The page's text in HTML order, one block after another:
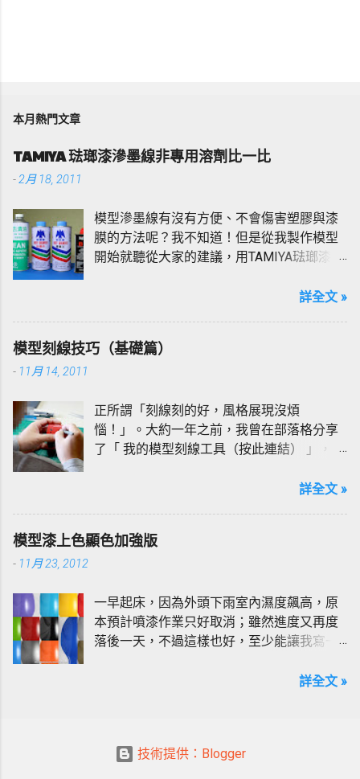
留
本月熱門文章
TAMIYA 琺瑯漆滲墨線非專用溶劑比一比
-2月 18, 2011
模型滲墨線有沒有方便、不會傷害塑膠與漆
膜的方法呢？我不知道！但是從我製作模型
開始就聽從大家的建議，用TAMIYA琺瑯漆加
改變過，當然也有過慘痛的經驗，也經常因
所以我跟大家一樣還在追尋安全的滲墨線方
而推崇「打火機油」甚至是「松香水
（驚！）」，既然有人建議想必應該不錯用
吧！？真的好用嗎？真金不怕火煉，好不好
詳全文 »
模型刻線技巧（基礎篇）
- 11月 14, 2011
正所謂「刻線刻的好，風格展現沒煩
惱！」。大約一年之前，我曾在部落格分享
了「 我的模型刻線工具（按此連結） 」，而
分享我的刻線方式與一些小技巧。以我而
化、風格表達等；但這些效果，其實都是基
詳全文 »
模型漆上色顯色加強版
- 11月 23, 2012
一早起床，因為外頭下雨室內濕度飆高，原
本預計噴漆作業只好取消；雖然進度又再度
落後一天，不過這樣也好，至少能讓我寫一
錯。今天要與各位分享前文「 淺談模型漆的
疑問…
詳全文 »
技術提供：Blogger